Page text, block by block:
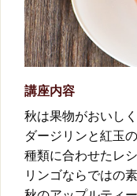
講座内容
秋は果物がおいし
ダージリンと紅玉
種類に合わせたレ
リンゴならではの